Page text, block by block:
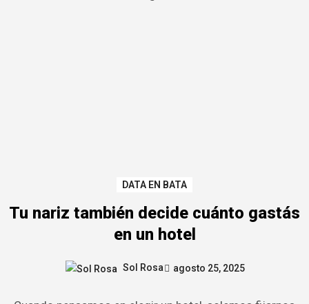
DATA EN BATA
Tu nariz también decide cuánto gastás
en un hotel
Sol Rosa agosto 25, 2025